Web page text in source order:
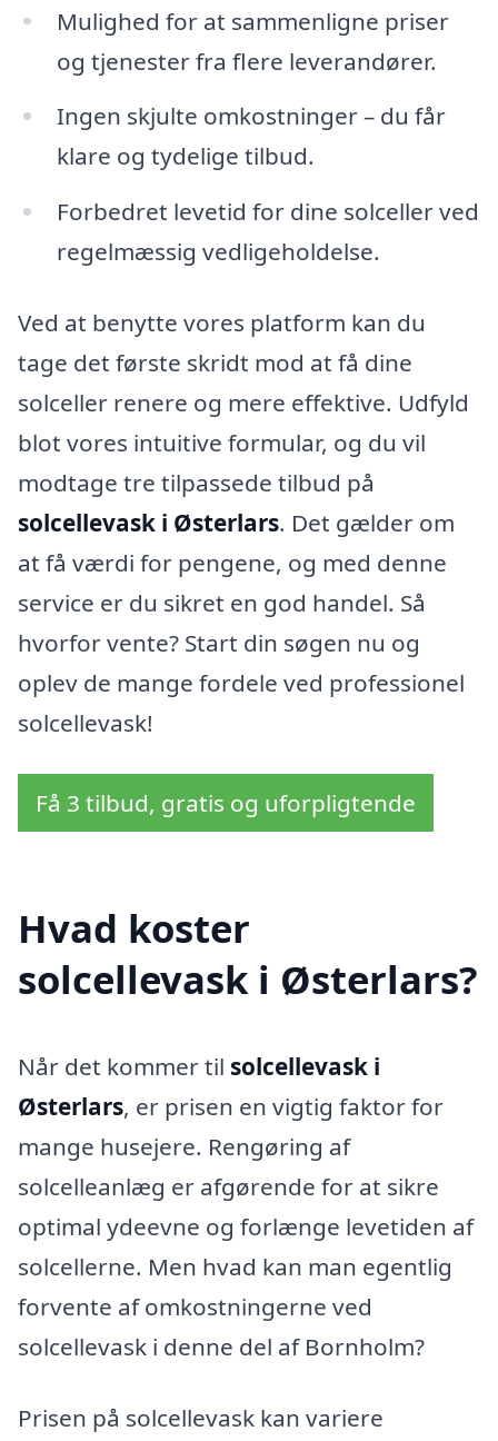
Mulighed for at sammenligne priser
og tjenester fra flere leverandører.
Ingen skjulte omkostninger – du får
klare og tydelige tilbud.
Forbedret levetid for dine solceller ved
regelmæssig vedligeholdelse.
Ved at benytte vores platform kan du
tage det første skridt mod at få dine
solceller renere og mere effektive. Udfyld
blot vores intuitive formular, og du vil
modtage tre tilpassede tilbud på
solcellevask i Østerlars. Det gælder om
at få værdi for pengene, og med denne
service er du sikret en god handel. Så
hvorfor vente? Start din søgen nu og
oplev de mange fordele ved professionel
solcellevask!
Få 3 tilbud, gratis og uforpligtende
Hvad koster
solcellevask i Østerlars?
Når det kommer til solcellevask i
Østerlars, er prisen en vigtig faktor for
mange husejere. Rengøring af
solcelleanlæg er afgørende for at sikre
optimal ydeevne og forlænge levetiden af ​​
solcellerne. Men hvad kan man egentlig
forvente af omkostningerne ved
solcellevask i denne del af Bornholm?
Prisen på solcellevask kan variere